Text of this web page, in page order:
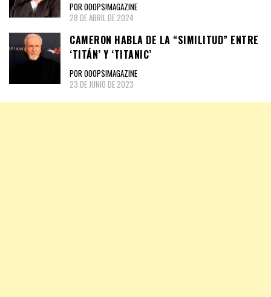
POR OOOPS!MAGAZINE
28 DE ABRIL DE 2024
CAMERON HABLA DE LA “SIMILITUD” ENTRE
‘TITÁN’ Y ‘TITANIC’
POR OOOPS!MAGAZINE
23 DE JUNIO DE 2023